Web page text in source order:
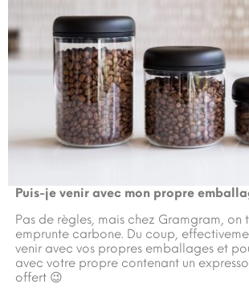
Puis-je venir avec mon propre
Pas de règles, mais chez Gramgram, on
emprunte carbone. Du coup,
venir avec vos propres emballages et
avec votre propre contenant un expresso
offert 😉